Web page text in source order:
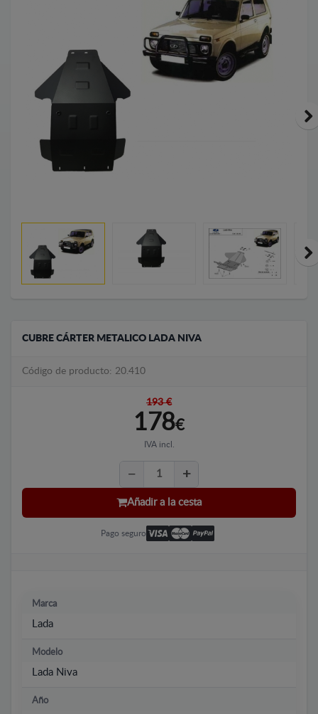
CUBRE CÁRTER METALICO LADA NIVA
Código de producto: 20.410
193 €
178€
IVA incl.
Añadir a la cesta
Pago seguro
Marca
Lada
Modelo
Lada Niva
Año